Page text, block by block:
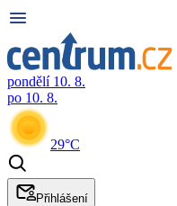
pondělí 10. 8.
po 10. 8.
29°C
Přihlášení